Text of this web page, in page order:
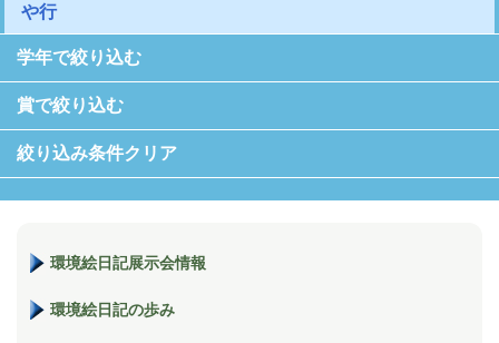
や行
学年で絞り込む
賞で絞り込む
絞り込み条件クリア
環境絵日記展示会情報
環境絵日記の歩み